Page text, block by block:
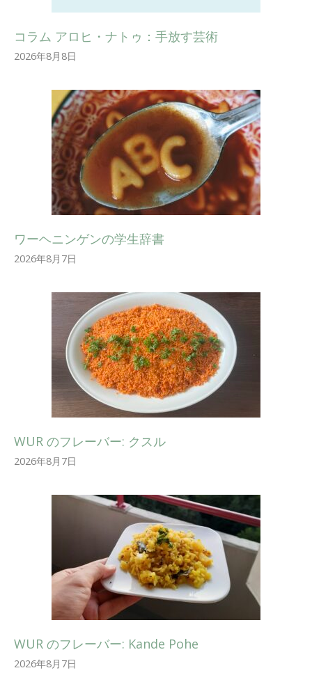
コラム アロヒ・ナトゥ：手放す芸術
2026年8月8日
ワーヘニンゲンの学生辞書
2026年8月7日
WUR のフレーバー: クスル
2026年8月7日
WUR のフレーバー: Kande Pohe
2026年8月7日